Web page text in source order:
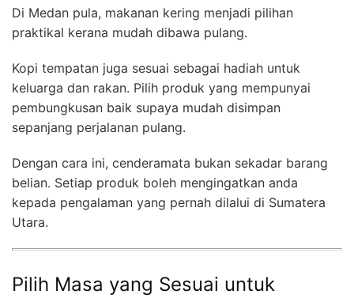
Di Medan pula, makanan kering menjadi pilihan
praktikal kerana mudah dibawa pulang.
Kopi tempatan juga sesuai sebagai hadiah untuk
keluarga dan rakan. Pilih produk yang mempunyai
pembungkusan baik supaya mudah disimpan
sepanjang perjalanan pulang.
Dengan cara ini, cenderamata bukan sekadar barang
belian. Setiap produk boleh mengingatkan anda
kepada pengalaman yang pernah dilalui di Sumatera
Utara.
Pilih Masa yang Sesuai untuk